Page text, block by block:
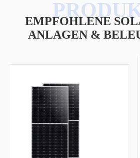
EMPFOHLENE
ANLAGEN &